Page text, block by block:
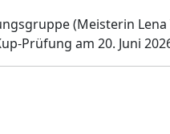
(Meisterin
Prüfung am 20. Juni